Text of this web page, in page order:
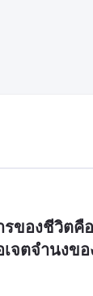
ของชีวิตคือ
จตจำนงขอ